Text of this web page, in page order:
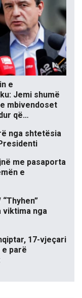
e
Jemi shumë
mbivendoset
që…
nga shtetësia
me pasaporta
e
nga
17-vjeçari
parë